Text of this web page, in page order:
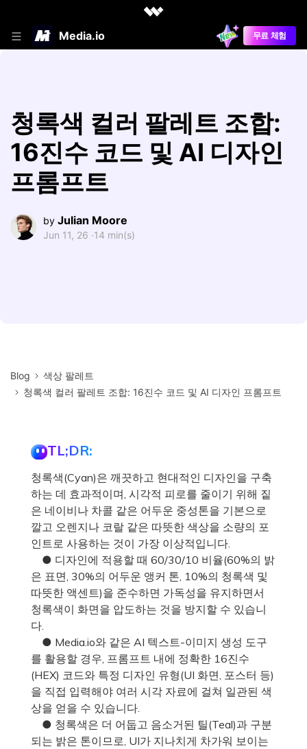
Media.io 무료 체험
청록색 컬러 팔레트 조합:
16진수 코드 및 AI 디자인
프롬프트
by Julian Moore
Jun 11, 26 ·14 min(s)
Blog
색상 팔레트
청록색 컬러 팔레트 조합: 16진수 코드 및 AI 디자인 프롬프트
TL;DR:
청록색(Cyan)은 깨끗하고 현대적인 디자인을 구축
하는 데 효과적이며, 시각적 피로를 줄이기 위해 짙
은 네이비나 차콜 같은 어두운 중성톤을 기본으로
깔고 오렌지나 코랄 같은 따뜻한 색상을 소량의 포
인트로 사용하는 것이 가장 이상적입니다.
● 디자인에 적용할 때 60/30/10 비율(60%의 밝
은 표면, 30%의 어두운 앵커 톤, 10%의 청록색 및
따뜻한 액센트)을 준수하면 가독성을 유지하면서
청록색이 화면을 압도하는 것을 방지할 수 있습니
다.
● Media.io와 같은 AI 텍스트-이미지 생성 도구
를 활용할 경우, 프롬프트 내에 정확한 16진수
(HEX) 코드와 특정 디자인 유형(UI 화면, 포스터 등)
을 직접 입력해야 여러 시각 자료에 걸쳐 일관된 색
상을 얻을 수 있습니다.
● 청록색은 더 어둡고 음소거된 틸(Teal)과 구분
되는 밝은 톤이므로, UI가 지나치게 차가워 보이는